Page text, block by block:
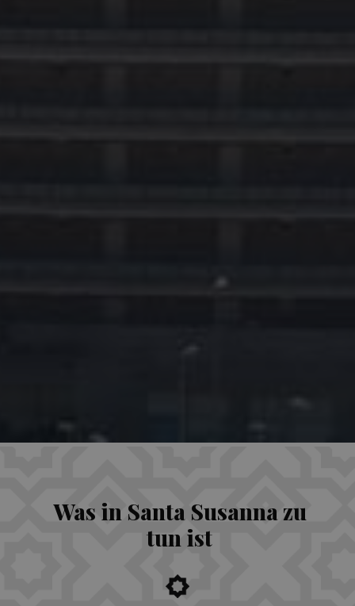
Was in Santa Susanna zu
tun ist